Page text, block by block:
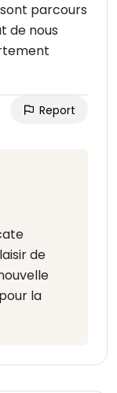
parcours
de nous
Report
de
la